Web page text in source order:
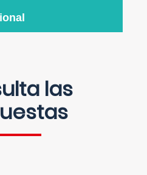
las